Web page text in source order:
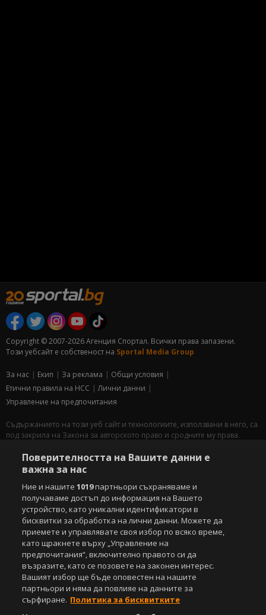
Copyright © 2007-2026 Агенция Спортал. Всички права запазени.
Този уебсайт е собственост на Sportal Media Group
За нас Екип За рекламa
Общи условия
Етични правила на НСС
Лични данни
Управление на предпочитания
Съдържанието на този уеб сайт и технологиите, използвани в него, са
под закрила на Закона за авторското право и сродните му права.
видео материали, публикувани в сайта, са собственост на Агенция
Спортал, освен ако изрично е посочено друго. Допуска се
Агенция Спортал, посочване на източника и добавяне на линк към
www.sportal.bg. Използването на графични и видео материали,
публикувани в сайта, е строго забранено. Нарушителите ще бъдат
санкционирани с цялата строгост на закона.
СвалиБЕЗПЛАТНОТОприложение за:
Android
Powered by:
Поверителността на Вашите данни е
важна за нас
Ние и нашите1019партньори съхраняваме и
получаваме достъп до информация на Вашето
устройство, като уникални идентификатори в
бисквитки за обработка на лични данни. Можете да
приемете и управлявате своя избор по всяко време,
като щракнете върху „Управление на
предпочитания“, включително правото си да
възразите, като се позовете на законен интерес.
Вашият избор ще бъде оповестен на нашите
партньори и няма да повлияе на данните за
сърфиране. Политика за бисквитките